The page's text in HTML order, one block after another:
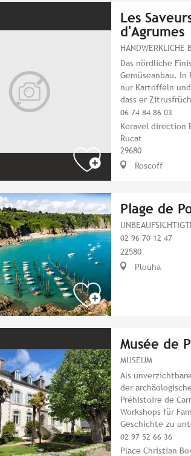
Les
d'Agrumes
HANDWERKLICHE
Das nördliche
Gemüseanbau.
nur Kartoffeln
dass er
06 74 84 86 03
Keravel direction
Rucat
29680
Roscoff
Plage de
02 96 70 12 47
22580
Plouha
Musée de
MUSEUM
Als
der
Préhistoire de
Workshops für
Geschichte zu
02 97 52 66 36
Place Christian